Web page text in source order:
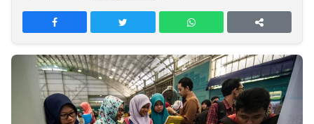
PT
TREETAN
INDONESIA
Partner